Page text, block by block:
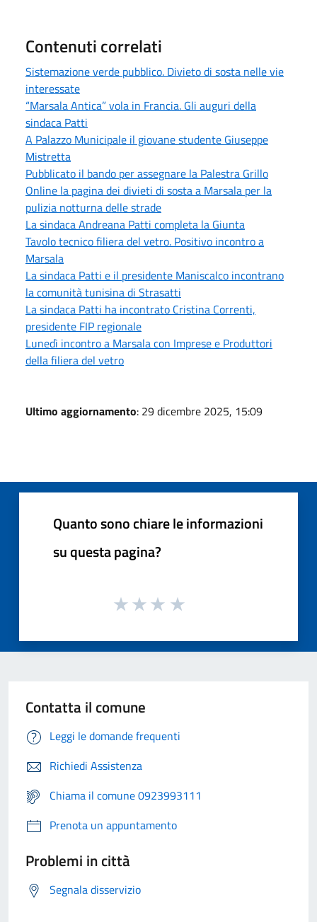
Contenuti correlati
Sistemazione verde pubblico. Divieto di sosta nelle vie
interessate
“Marsala Antica” vola in Francia. Gli auguri della
sindaca Patti
A Palazzo Municipale il giovane studente Giuseppe
Mistretta
Pubblicato il bando per assegnare la Palestra Grillo
Online la pagina dei divieti di sosta a Marsala per la
pulizia notturna delle strade
La sindaca Andreana Patti completa la Giunta
Tavolo tecnico filiera del vetro. Positivo incontro a
Marsala
La sindaca Patti e il presidente Maniscalco incontrano
la comunità tunisina di Strasatti
La sindaca Patti ha incontrato Cristina Correnti,
presidente FIP regionale
Lunedì incontro a Marsala con Imprese e Produttori
della filiera del vetro
Ultimo aggiornamento: 29 dicembre 2025, 15:09
Quanto sono chiare le informazioni
su questa pagina?
Contatta il comune
Leggi le domande frequenti
Richiedi Assistenza
Chiama il comune 0923993111
Prenota un appuntamento
Problemi in città
Segnala disservizio